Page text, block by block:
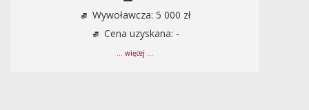
Wywoławcza: 5 000 zł
Cena uzyskana: -
... więcej ...